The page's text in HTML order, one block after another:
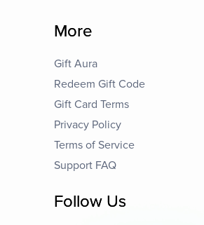
More
Gift Aura
Redeem Gift Code
Gift Card Terms
Privacy Policy
Terms of Service
Support FAQ
Follow Us